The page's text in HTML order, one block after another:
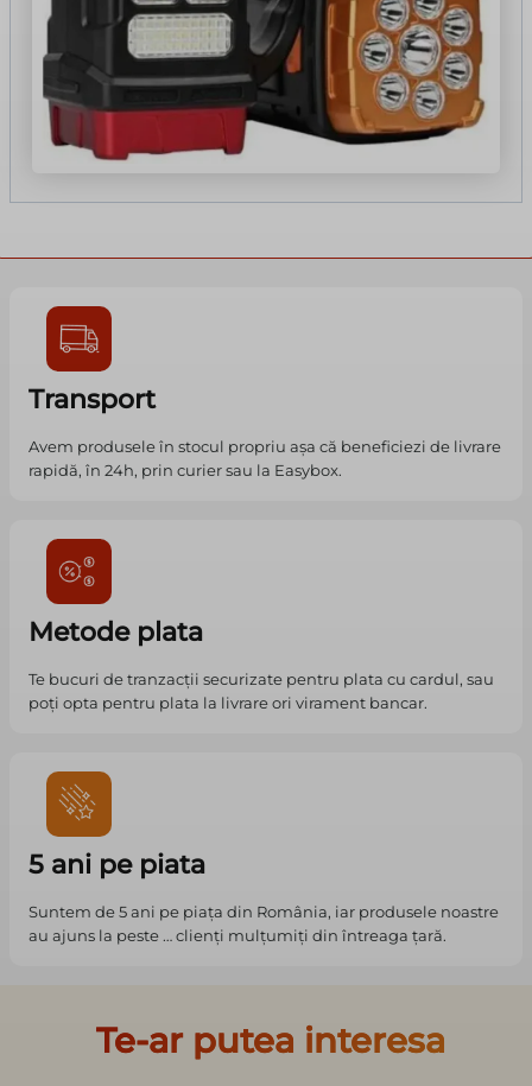
Transport
Avem produsele în stocul propriu așa că beneficiezi de livrare
rapidă, în 24h, prin curier sau la Easybox.
Metode plata
Te bucuri de tranzacții securizate pentru plata cu cardul, sau
poți opta pentru plata la livrare ori virament bancar.
5 ani pe piata
Suntem de 5 ani pe piața din România, iar produsele noastre
au ajuns la peste … clienți mulțumiți din întreaga țară.
Te-ar putea interesa